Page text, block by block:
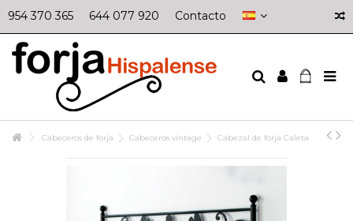
954 370 365 644 077 920 Contacto
Cabeceros de forja Cabeceros vintage Cabezal de forja Caleta